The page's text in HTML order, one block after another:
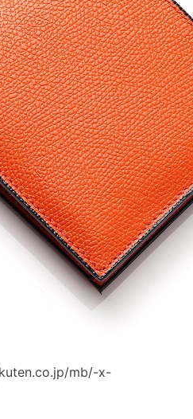
mb/-x-